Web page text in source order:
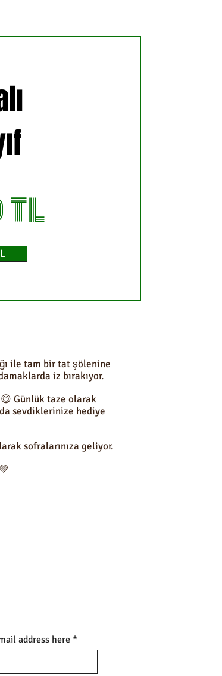
ile tam bir tat şölenine
iz bırakıyor.
😋 Günlük taze olarak
da sevdiklerinize hediye
sofralarınıza geliyor.
address here